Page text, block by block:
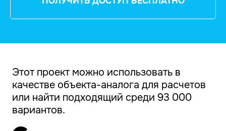
Этот проект можно использовать в
качестве объекта-аналога для расчетов
или найти подходящий среди 93 000
вариантов.